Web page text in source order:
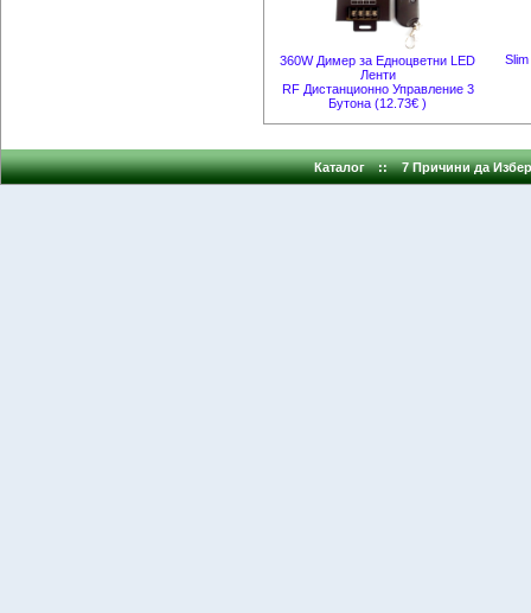
360W Димер за Едноцветни LED
Ленти
RF Дистанционно Управление 3
Бутона (12.73€ )
Каталог :: 7 Причини да